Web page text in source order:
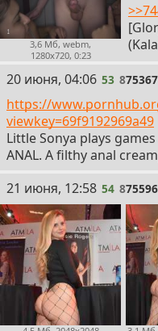
3,6 Мб, webm,
1280x720, 0:23
53
20 июня, 04:06 53 875367
https://
viewkey=69f9192969a49
Little Sonya plays
ANAL. A filthy anal
54
21 июня, 12:58 54 875596